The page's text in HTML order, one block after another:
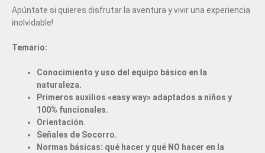
Apúntate si quieres disfrutar la aventura y vivir una experiencia
inolvidable!
Temario:
Conocimiento y uso del equipo básico en la
naturaleza.
Primeros auxilios «easy way» adaptados a niños y
100% funcionales.
Orientación.
Señales de Socorro.
Normas básicas: qué hacer y qué NO hacer en la